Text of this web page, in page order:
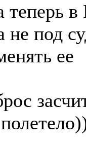
теперь в
не под
ее